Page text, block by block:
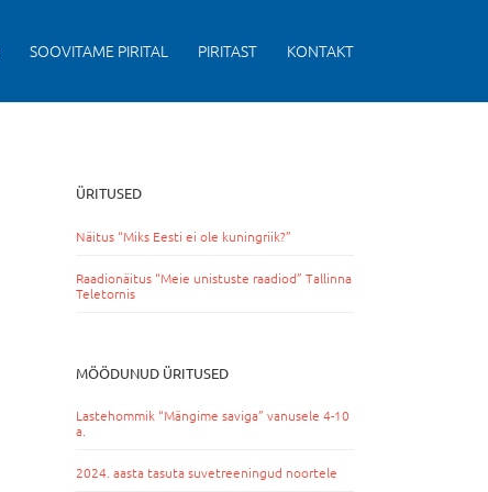
SOOVITAME PIRITAL PIRITAST KONTAKT
ÜRITUSED
Näitus “Miks Eesti ei ole kuningriik?”
Raadionäitus “Meie unistuste raadiod” Tallinna
Teletornis
MÖÖDUNUD ÜRITUSED
Lastehommik “Mängime saviga” vanusele 4-10
a.
2024. aasta tasuta suvetreeningud noortele